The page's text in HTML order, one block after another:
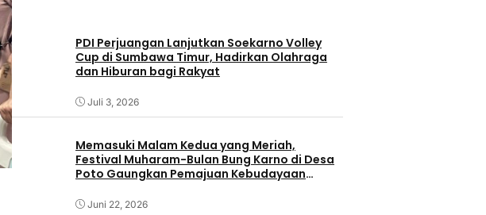
PDI Perjuangan Lanjutkan Soekarno Volley
Cup di Sumbawa Timur, Hadirkan Olahraga
dan Hiburan bagi Rakyat
Juli 3, 2026
Memasuki Malam Kedua yang Meriah,
Festival Muharam-Bulan Bung Karno di Desa
Poto Gaungkan Pemajuan Kebudayaan
Juni 22, 2026